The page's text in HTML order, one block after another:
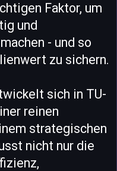
Faktor, um
und
- und so
zu sichern.
sich in TU-
reinen
strategischen
nicht nur die